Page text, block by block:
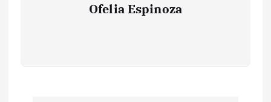
Ofelia Espinoza